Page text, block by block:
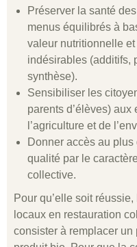
Préserver la santé
menus équilibrés à
valeur nutritionnelle
indésirables (additifs,
synthèse).
Sensibiliser les
parents d’élèves) aux
l’agriculture et de
Donner accès au
qualité par le
collective.
Pour qu’elle soit
locaux en restauration
consister à remplacer